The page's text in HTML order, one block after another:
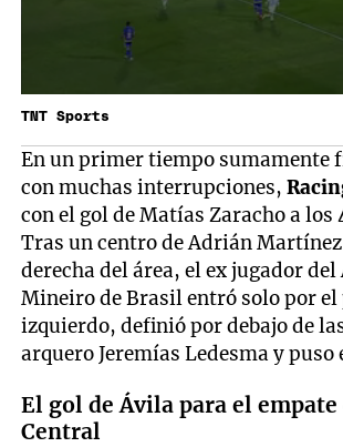
TNT Sports
En un primer tiempo sumamente
con muchas interrupciones,
con el gol de Matías Zaracho a
Tras un centro de Adrián Martínez
derecha del área, el ex jugador
Mineiro de Brasil entró solo por el
izquierdo, definió por debajo de
arquero Jeremías Ledesma y puso
El gol de Ávila para el
Central